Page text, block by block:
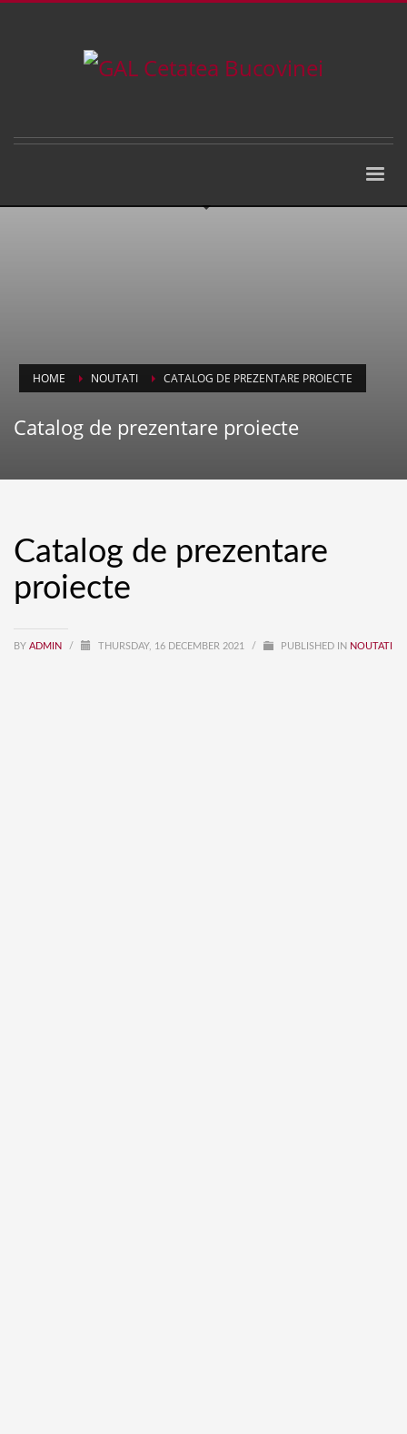
HOME NOUTATI CATALOG DE PREZENTARE PROIECTE
Catalog de prezentare proiecte
Catalog de prezentare
proiecte
BY ADMIN / THURSDAY, 16 DECEMBER 2021 / PUBLISHED IN NOUTATI